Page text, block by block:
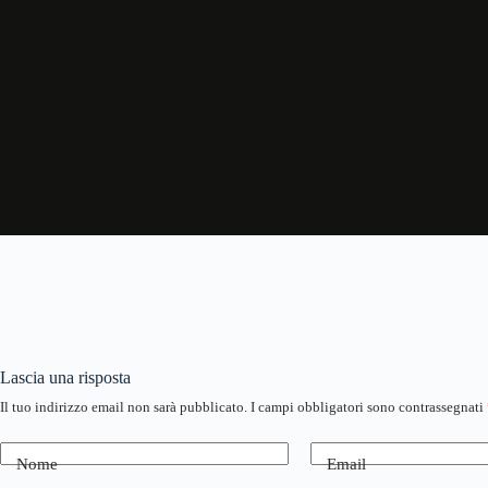
Lascia una risposta
Il tuo indirizzo email non sarà pubblicato. I campi obbligatori sono contrassegnati
Nome Email